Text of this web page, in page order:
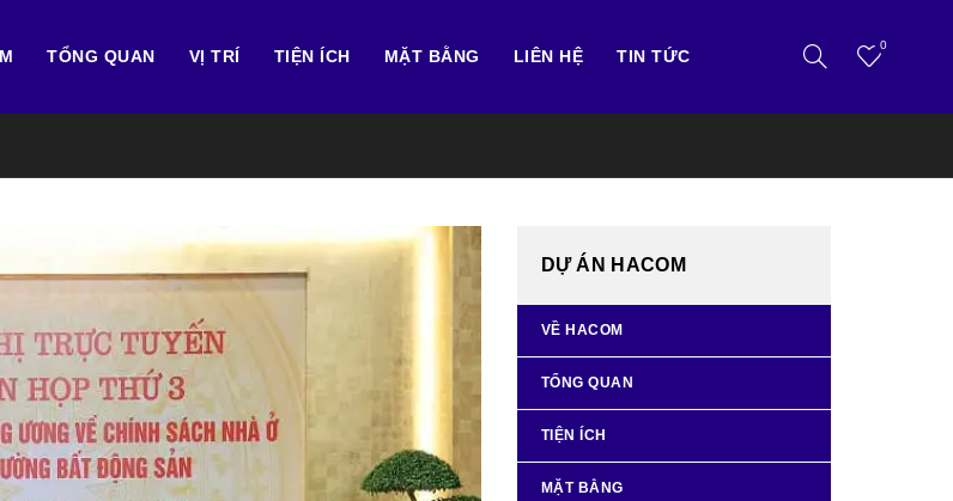
TỔNG QUAN VỊ TRÍ TIỆN ÍCH MẶT BẰNG LIÊN HỆ TIN TỨC
0
DỰ ÁN HACOM
VỀ HACOM
TỔNG QUAN
TIỆN ÍCH
MẶT BẰNG